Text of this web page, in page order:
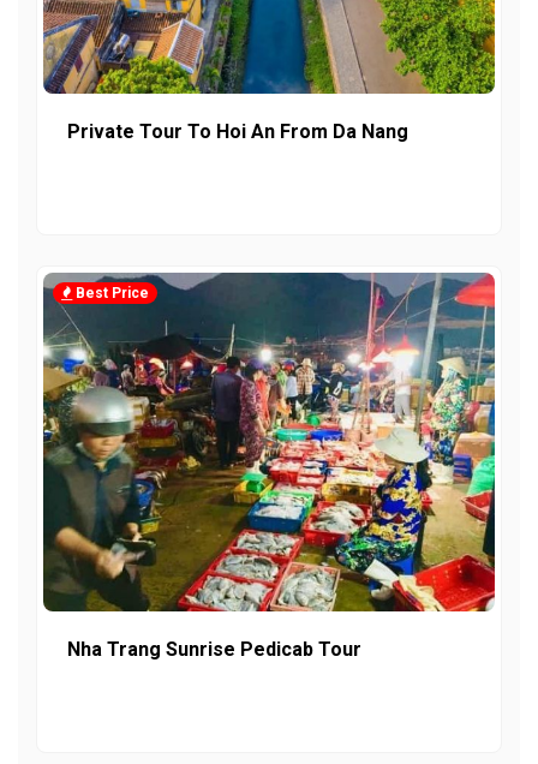
Private Tour To Hoi An From Da Nang
Best Price
Nha Trang Sunrise Pedicab Tour